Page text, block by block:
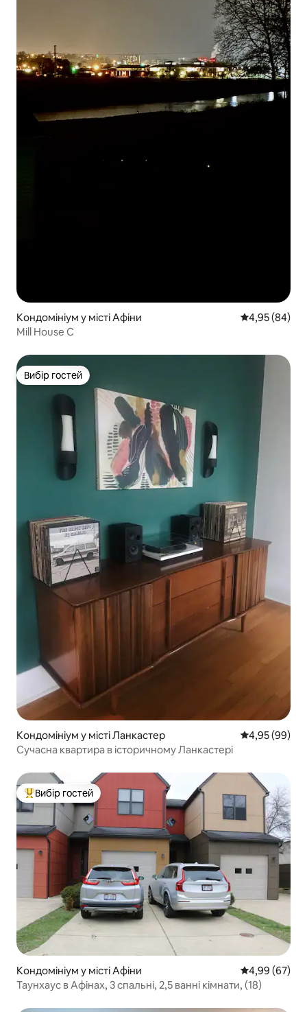
Кондомініум у місті Афіни Середня
4,95 (84)
Mill House C
Вибір гостей
Вибір гостей
Кондомініум у місті Ланкастер Середня
4,95 (99)
Сучасна квартира в історичному Ланкастері
Топ вибір гостей
Вибір гостей
Кондомініум у місті Афіни Середня
4,99 (67)
Таунхаус в Афінах, 3 спальні, 2,5 ванні кімнати, (18)